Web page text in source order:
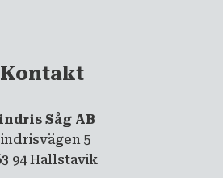
Kontakt
Såg AB
5
94 Hallstavik